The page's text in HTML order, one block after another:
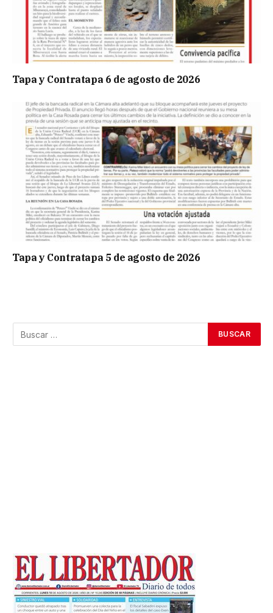
Tapa y Contratapa 6 de agosto de 2026
Tapa y Contratapa 5 de agosto de 2026